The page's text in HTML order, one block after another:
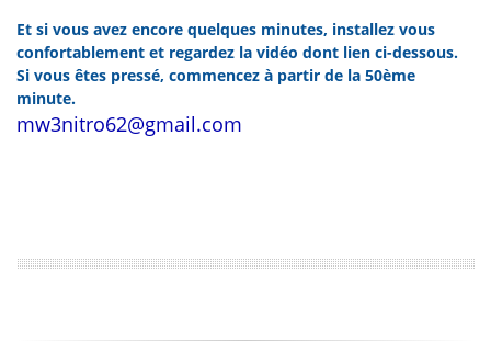
Et si vous avez encore quelques minutes, installez vous
confortablement et regardez la vidéo dont lien ci-dessous.
Si vous êtes pressé, commencez à partir de la 50ème
minute.
mw3nitro62@gmail.com